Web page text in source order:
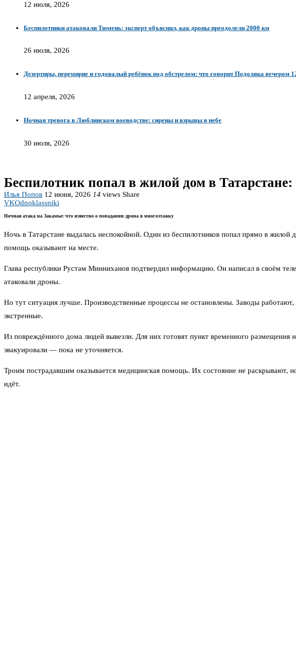
12 июля, 2026
Беспилотники атаковали Тюмень: эксперт объяснил, как дроны преодолели 2000 км
26 июля, 2026
Дезертиры, перемирие и годовалый ребёнок под обстрелом: что говорит Подоляка вечером
12 апреля, 2026
Ночная тревога в Люблинском воеводстве: сирены и взрывы в небе
30 июля, 2026
Беспилотник попал в жилой дом в
Илья Попов 12 июня, 2026 14 views Share
VKOdnoklassniki
Ночная атака на Закамье: что известно о попадании дрона в многоэтажку
Ночь в Татарстане выдалась неспокойной. Один из беспилотников попал прямо в
помощь оказывают на месте.
Глава республики Рустам Минниханов подтвердил информацию. Он написал в своём
атаковали дроны.
Но тут ситуация лучше. Производственные процессы не остановлены. Заводы
экстренные.
Из повреждённого дома людей вывезли. Для них готовят пункт временного размещения
эвакуировали — пока не уточняется.
Троим пострадавшим оказывается медицинская помощь. Их состояние не раскрывают,
идёт.